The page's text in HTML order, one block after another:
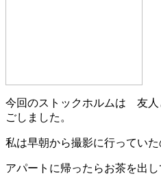
今回のストックホルムは 友人
ごしました。
私は早朝から撮影に行ってい
アパートに帰ったらお茶を出し